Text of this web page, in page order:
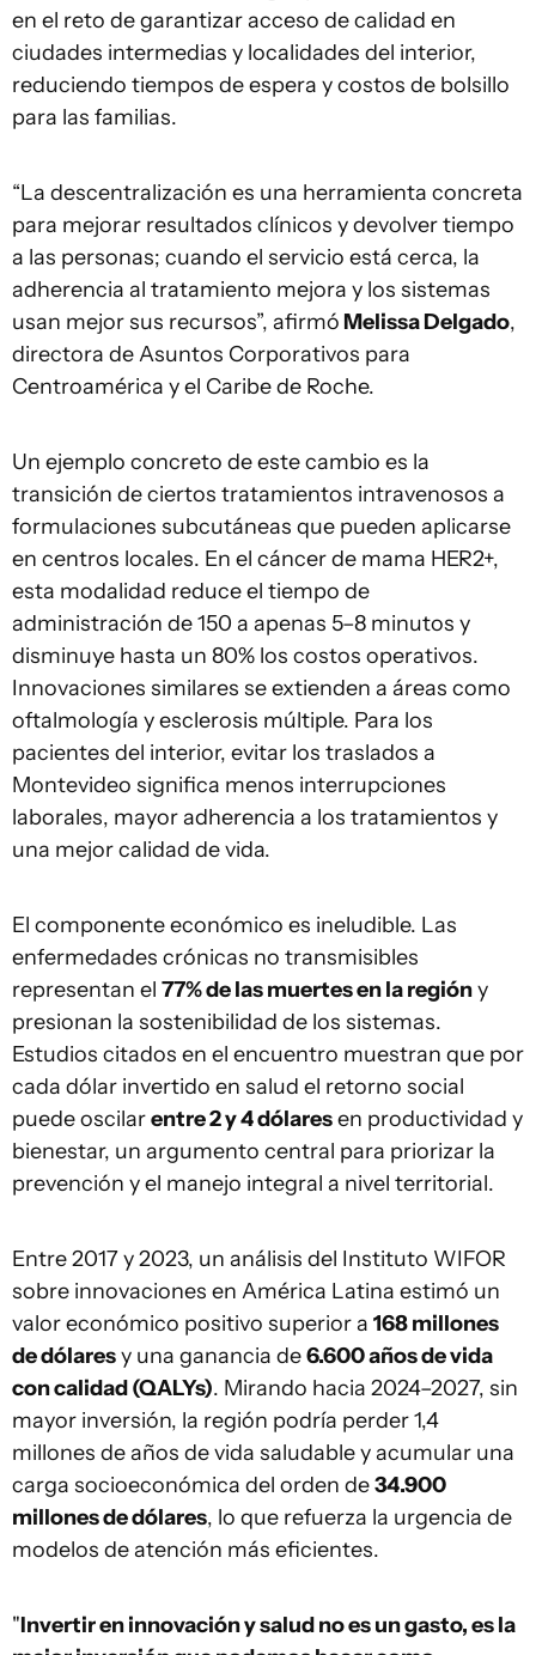
en el reto de garantizar acceso de calidad en
ciudades intermedias y localidades del interior,
reduciendo tiempos de espera y costos de bolsillo
para las familias.
“La descentralización es una herramienta concreta
para mejorar resultados clínicos y devolver tiempo
a las personas; cuando el servicio está cerca, la
adherencia al tratamiento mejora y los sistemas
usan mejor sus recursos”, afirmó Melissa Delgado,
directora de Asuntos Corporativos para
Centroamérica y el Caribe de Roche.
Un ejemplo concreto de este cambio es la
transición de ciertos tratamientos intravenosos a
formulaciones subcutáneas que pueden aplicarse
en centros locales. En el cáncer de mama HER2+,
esta modalidad reduce el tiempo de
administración de 150 a apenas 5–8 minutos y
disminuye hasta un 80% los costos operativos.
Innovaciones similares se extienden a áreas como
oftalmología y esclerosis múltiple. Para los
pacientes del interior, evitar los traslados a
Montevideo significa menos interrupciones
laborales, mayor adherencia a los tratamientos y
una mejor calidad de vida.
El componente económico es ineludible. Las
enfermedades crónicas no transmisibles
representan el 77% de las muertes en la regióny
presionan la sostenibilidad de los sistemas.
Estudios citados en el encuentro muestran que por
cada dólar invertido en salud el retorno social
puede oscilarentre 2 y 4 dólaresen productividad y
bienestar, un argumento central para priorizar la
prevención y el manejo integral a nivel territorial.
Entre 2017 y 2023, un análisis del Instituto WIFOR
sobre innovaciones en América Latina estimó un
valor económico positivo superior a 168 millones
de dólaresy una ganancia de6.600 años de vida
con calidad (QALYs). Mirando hacia 2024–2027, sin
mayor inversión, la región podría perder 1,4
millones de años de vida saludable y acumular una
carga socioeconómica del orden de34.900
millones de dólares, lo que refuerza la urgencia de
modelos de atención más eficientes.
"Invertir en innovación y salud no es un gasto, es la